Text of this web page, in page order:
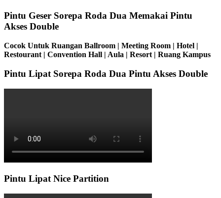
Pintu Geser Sorepa Roda Dua Memakai Pintu
Akses Double
Cocok Untuk Ruangan Ballroom | Meeting Room | Hotel |
Restourant | Convention Hall | Aula | Resort | Ruang Kampus
Pintu Lipat Sorepa Roda Dua Pintu Akses Double
Pintu Lipat Nice Partition